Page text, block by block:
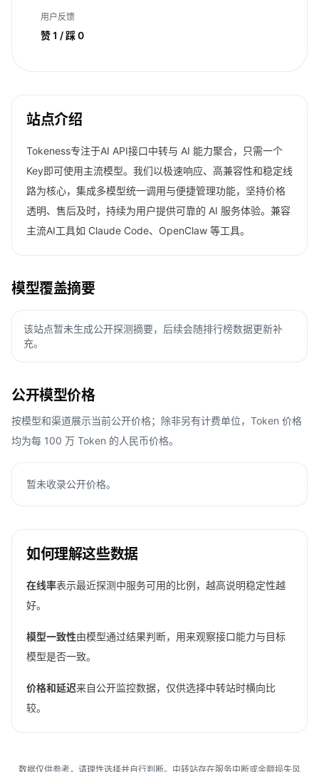
用户反馈
赞 1 / 踩 0
站点介绍
Tokeness专注于AI API接口中转与 AI 能力聚合，只需一个
Key即可使用主流模型。我们以极速响应、高兼容性和稳定线
路为核心，集成多模型统一调用与便捷管理功能，坚持价格
透明、售后及时，持续为用户提供可靠的 AI 服务体验。兼容
主流AI工具如 Claude Code、OpenClaw 等工具。
模型覆盖摘要
该站点暂未生成公开探测摘要，后续会随排行榜数据更新补
充。
公开模型价格
按模型和渠道展示当前公开价格；除非另有计费单位，Token 价格
均为每 100 万 Token 的人民币价格。
暂未收录公开价格。
如何理解这些数据
在线率表示最近探测中服务可用的比例，越高说明稳定性越
好。
模型一致性由模型通过结果判断，用来观察接口能力与目标
模型是否一致。
价格和延迟来自公开监控数据，仅供选择中转站时横向比
较。
数据仅供参考，请理性选择并自行判断。中转站存在服务中断或余额损失风